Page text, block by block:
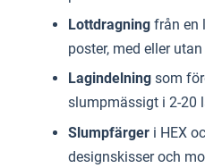
Lottdragning från en
poster, med eller
Lagindelning som
slumpmässigt i 2-20
Slumpfärger i HEX
designskisser och